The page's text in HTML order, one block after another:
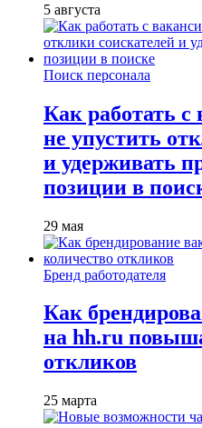
5 августа
Поиск персонала
Как работать
не упустить
и удерживать
позиции в
29 мая
Бренд работодателя
Как
на hh.ru
откликов
25 марта